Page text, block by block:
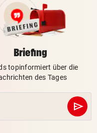
Briefing
topinformiert über die
des Tages
send